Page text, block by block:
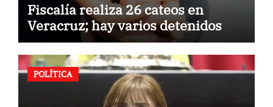
Fiscalía realiza 26 cateos en
Veracruz; hay varios detenidos
POLÍTICA